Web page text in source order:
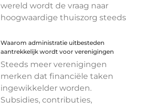
wereld wordt de vraag naar
hoogwaardige thuiszorg steeds
Waarom administratie uitbesteden
aantrekkelijk wordt voor verenigingen
Steeds meer verenigingen
merken dat financiële taken
ingewikkelder worden.
Subsidies, contributies,